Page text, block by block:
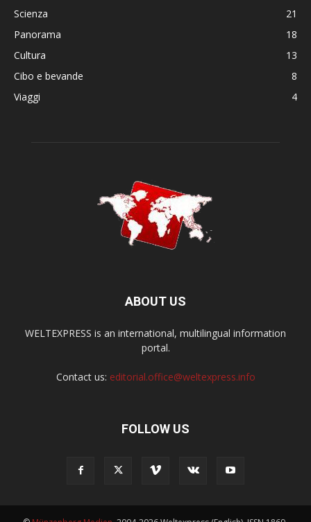
Scienza
21
Panorama
18
Cultura
13
Cibo e bevande
8
Viaggi
4
ABOUT US
WELTEXPRESS is an international, multilingual information
portal.
Contact us: editorial.office@weltexpress.info
FOLLOW US